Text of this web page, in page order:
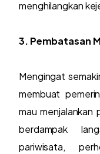
menghilangkan
3. Pembatasan
Mengingat
membuat
mau menjalankan
berdampak
pariwisata,